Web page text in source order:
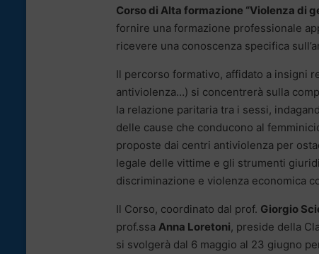
Corso di Alta formazione “Violenza di
fornire una formazione professionale
ricevere una conoscenza specifica
Il percorso formativo, affidato a insigni
antiviolenza…) si concentrerà sulla
la relazione paritaria tra i sessi,
delle cause che conducono al
proposte dai centri antiviolenza per
legale delle vittime e gli strumenti
discriminazione e violenza economica
Il Corso, coordinato dal prof. Giorgio
prof.ssa Anna Loretoni, preside della
si svolgerà dal 6 maggio al 23 giugno